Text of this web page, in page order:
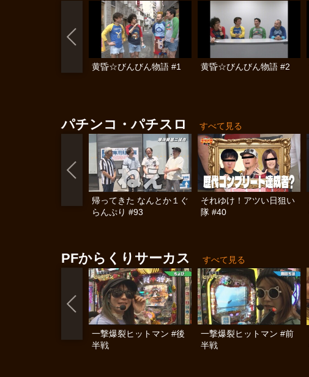
黄昏☆びんびん物語 #1 黄昏☆びんびん物語 #2
パチンコ・パチスロ すべて見る
帰ってきた なんとか１ぐ
らんぷり #93
それゆけ！アツい日狙い
隊 #40
PFからくりサーカス すべて見る
一撃爆裂ヒットマン #後
半戦
一撃爆裂ヒットマン #前
半戦